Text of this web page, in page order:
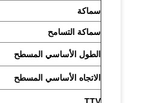
سماكة
سماكة التسامح
الطول الأساسي المسطح
الاتجاه الأساسي المسطح